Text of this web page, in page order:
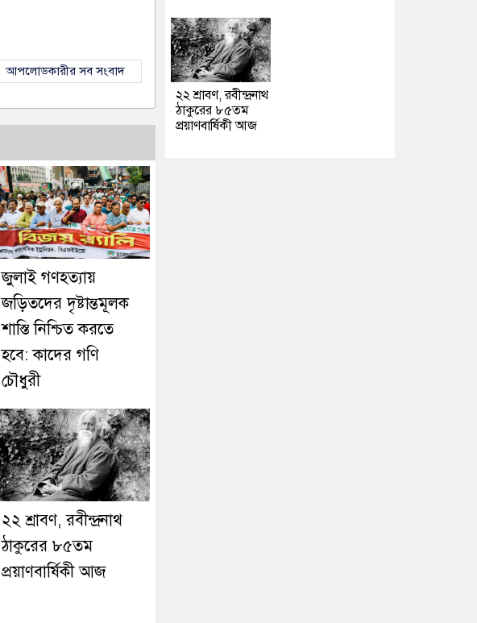
আপলোডকারীর সব সংবাদ
জুলাই গণহত্যায়
জড়িতদের দৃষ্টান্তমূলক
শাস্তি নিশ্চিত করতে
হবে: কাদের গণি
চৌধুরী
২২ শ্রাবণ, রবীন্দ্রনাথ
ঠাকুরের ৮৫তম
প্রয়াণবার্ষিকী আজ
২২ শ্রাবণ, রবীন্দ্রনাথ
ঠাকুরের ৮৫তম
প্রয়াণবার্ষিকী আজ